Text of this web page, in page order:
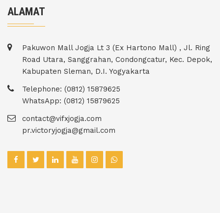
ALAMAT
Pakuwon Mall Jogja Lt 3 (Ex Hartono Mall) , Jl. Ring
Road Utara, Sanggrahan, Condongcatur, Kec. Depok,
Kabupaten Sleman, D.I. Yogyakarta
Telephone: (0812) 15879625
WhatsApp: (0812) 15879625
contact@vifxjogja.com
pr.victoryjogja@gmail.com